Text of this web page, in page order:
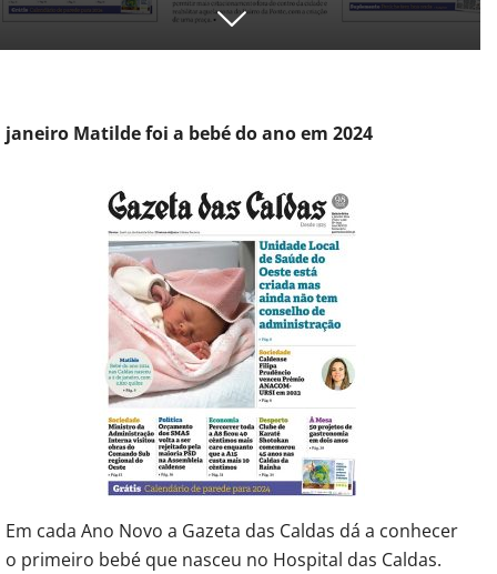
janeiro Matilde foi a bebé do ano em 2024
Em cada Ano Novo a Gazeta das Caldas dá a conhecer
o primeiro bebé que nasceu no Hospital das Caldas.